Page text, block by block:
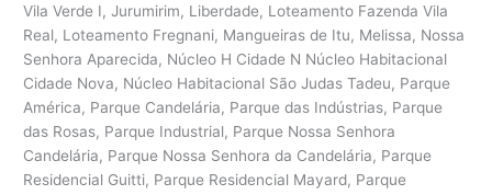
Vila Verde I, Jurumirim, Liberdade, Loteamento Fazenda Vila
Real, Loteamento Fregnani, Mangueiras de Itu, Melissa, Nossa
Senhora Aparecida, Núcleo H Cidade N Núcleo Habitacional
Cidade Nova, Núcleo Habitacional São Judas Tadeu, Parque
América, Parque Candelária, Parque das Indústrias, Parque
das Rosas, Parque Industrial, Parque Nossa Senhora
Candelária, Parque Nossa Senhora da Candelária, Parque
Residencial Guitti, Parque Residencial Mayard, Parque